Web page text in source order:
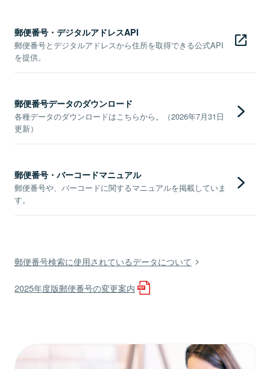
郵便番号・デジタルアドレスAPI
郵便番号とデジタルアドレスから住所を取得できる公式API
を提供。
郵便番号データのダウンロード
各種データのダウンロードはこちらから。（2026年7月31日
更新）
郵便番号・バーコードマニュアル
郵便番号や、バーコードに関するマニュアルを掲載していま
す。
郵便番号検索に使用されているデータについて
2025年度版郵便番号の変更案内